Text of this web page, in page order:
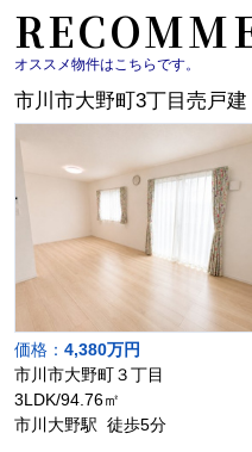
オススメ物件はこちらです。
市川市大野町3丁目売戸建
価格： 4,380万円
市川市大野町３丁目
3LDK/94.76㎡
市川大野駅 徒歩5分